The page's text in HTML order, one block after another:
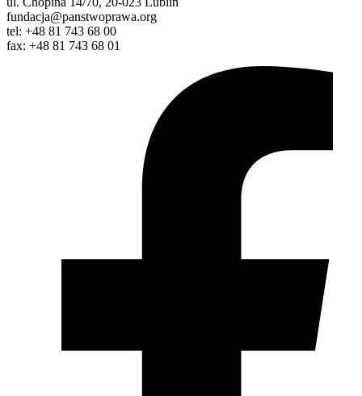
fundacja@panstwoprawa.org
tel: +48 81 743 68 00
fax: +48 81 743 68 01